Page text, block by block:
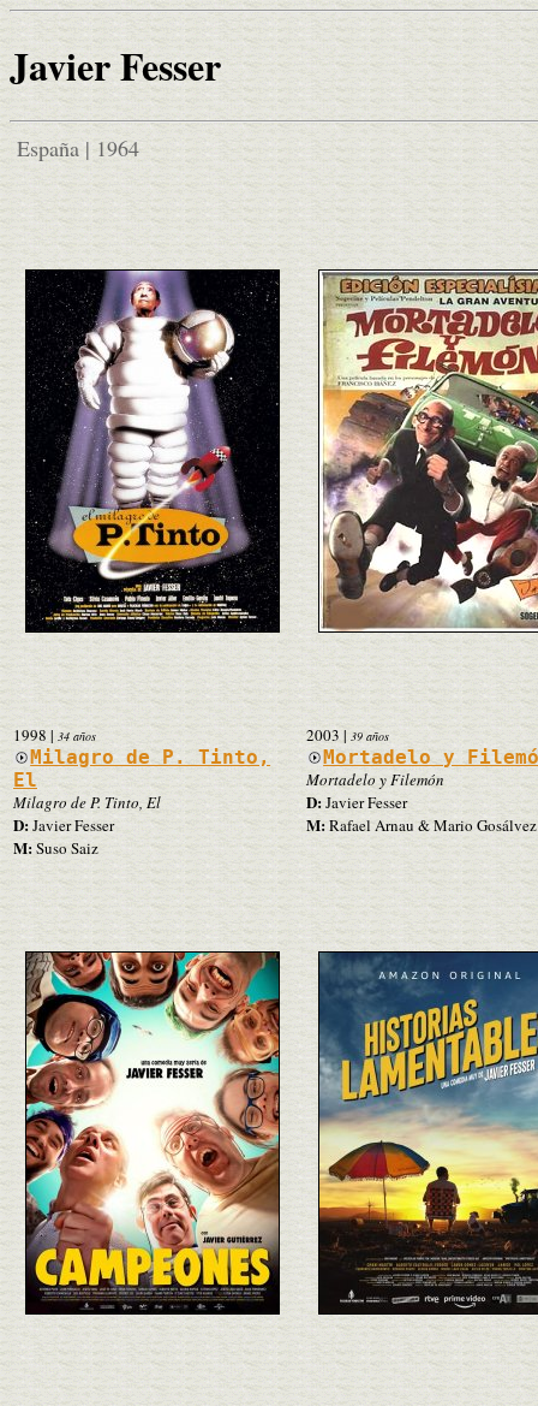
Javier Fesser
España | 1964
1998 | 34 años
Milagro de P. Tinto,
El
Milagro de P. Tinto, El
D:Javier Fesser
M:Suso Saiz
2003 | 39 años
Mortadelo y
Mortadelo y Filemón
D:Javier Fesser
M:Rafael Arnau & Mario Gosálvez